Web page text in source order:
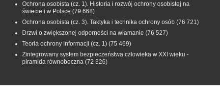
Ochrona osobista (cz. 1). Historia i rozwój ochrony osobistej na
świecie i w Polsce (79 668)
Ochrona osobista (cz. 3). Taktyka i technika ochrony osób (76 721)
Drzwi o zwiększonej odporności na włamanie (76 527)
Teoria ochrony informacji (cz. 1) (75 469)
Zintegrowany system bezpieczeństwa człowieka w XXI wieku -
piramida równoboczna (72 326)